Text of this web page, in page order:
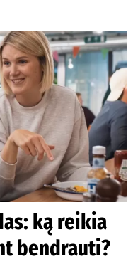
ką reikia
bendrauti?